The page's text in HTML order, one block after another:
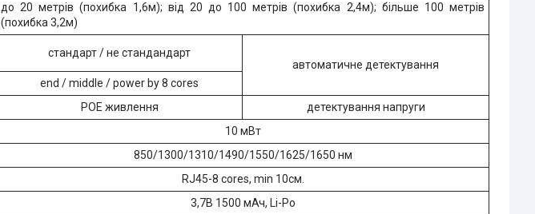
до 20 метрів (похибка 1,6м); від 20 до 100 метрів (похибка 2,4м); більше 100 метрів
(похибка 3,2м)
стандарт / не стандандарт
автоматичне детектування
end / middle / power by 8 cores
POE живлення
детектування напруги
10 мВт
850/1300/1310/1490/1550/1625/1650 нм
RJ45-8 cores, min 10см.
3,7В 1500 мАч, Li-Po